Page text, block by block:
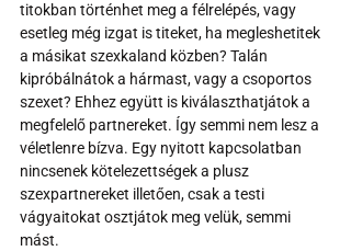
titokban történhet meg a félrelépés, vagy
esetleg még izgat is titeket, ha megleshetitek
a másikat szexkaland közben? Talán
kipróbálnátok a hármast, vagy a csoportos
szexet? Ehhez együtt is kiválaszthatjátok a
megfelelő partnereket. Így semmi nem lesz a
véletlenre bízva. Egy nyitott kapcsolatban
nincsenek kötelezettségek a plusz
szexpartnereket illetően, csak a testi
vágyaitokat osztjátok meg velük, semmi
mást.